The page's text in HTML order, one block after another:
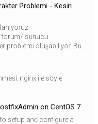
Problemi - Kesin
sunucu
problemi oluşabiliyor. Bu...
nginx ile söyle
on CentOS 7
setup and configure a